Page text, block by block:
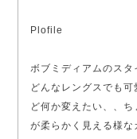
Plofile
ボブミディアムのス
どんなレングスでも
ど何か変えたい、、
が柔らかく見える様